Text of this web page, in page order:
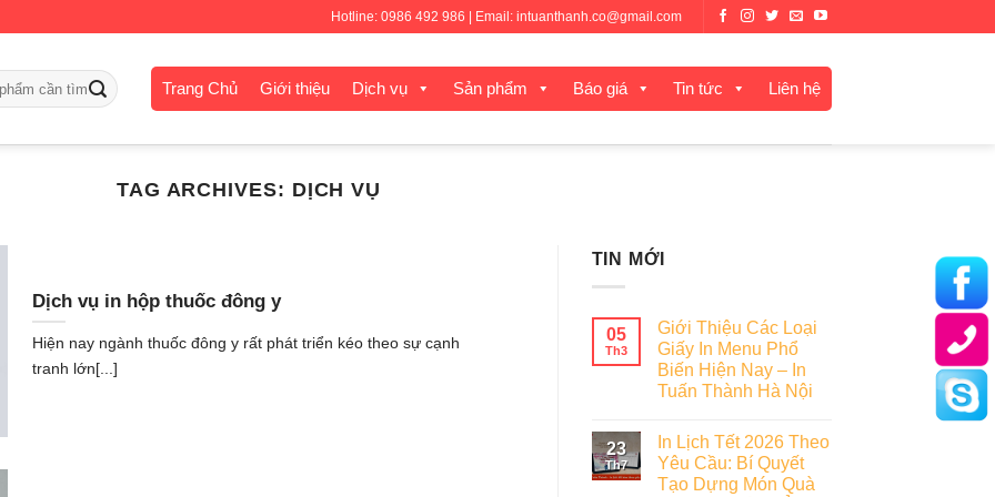
Hotline: 0986 492 986 | Email: intuanthanh.co@gmail.com
Trang Chủ Giới thiệu Dịch vụ Sản phẩm Báo giá Tin tức Liên hệ
TAG ARCHIVES: DỊCH VỤ
Dịch vụ in hộp thuốc đông y
Hiện nay ngành thuốc đông y rất phát triển kéo theo sự cạnh
tranh lớn[...]
TIN MỚI
05
Th3
Giới Thiệu Các Loại
Giấy In Menu Phổ
Biến Hiện Nay – In
Tuấn Thành Hà Nội
23
Th7
In Lịch Tết 2026 Theo
Yêu Cầu: Bí Quyết
Tạo Dựng Món Quà